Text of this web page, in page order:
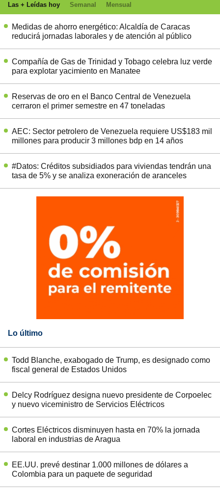
Las + Leídas hoy Semanal Mensual
Medidas de ahorro energético: Alcaldía de Caracas
reducirá jornadas laborales y de atención al público
Compañía de Gas de Trinidad y Tobago celebra luz verde
para explotar yacimiento en Manatee
Reservas de oro en el Banco Central de Venezuela
cerraron el primer semestre en 47 toneladas
AEC: Sector petrolero de Venezuela requiere US$183 mil
millones para producir 3 millones bdp en 14 años
#Datos: Créditos subsidiados para viviendas tendrán una
tasa de 5% y se analiza exoneración de aranceles
Lo último
Todd Blanche, exabogado de Trump, es designado como
fiscal general de Estados Unidos
Delcy Rodríguez designa nuevo presidente de Corpoelec
y nuevo viceministro de Servicios Eléctricos
Cortes Eléctricos disminuyen hasta en 70% la jornada
laboral en industrias de Aragua
EE.UU. prevé destinar 1.000 millones de dólares a
Colombia para un paquete de seguridad